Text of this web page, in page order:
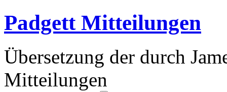
Padgett Mitteilungen
Übersetzung der durch
Mitteilungen